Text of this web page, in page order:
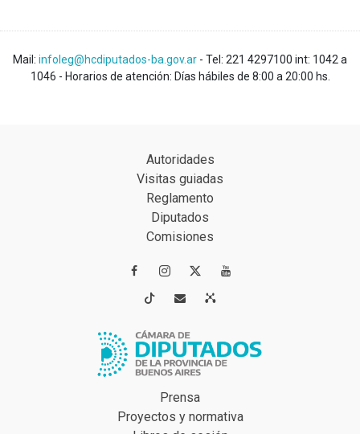
Mail: infoleg@hcdiputados-ba.gov.ar - Tel: 221 4297100 int: 1042 a
1046 - Horarios de atención: Días hábiles de 8:00 a 20:00 hs.
Autoridades
Visitas guiadas
Reglamento
Diputados
Comisiones
 
 
Prensa
Proyectos y normativa